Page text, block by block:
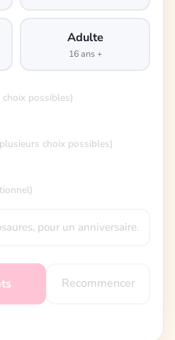
Adulte
16 ans +
possibles)
choix possibles)
Recommencer